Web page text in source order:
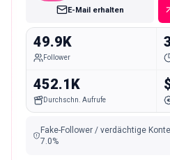
E-Mail erhalten
49.9K
Follower
452.1K
Durchschn. Aufrufe
Fake-Follower / verdächtige
7.0%